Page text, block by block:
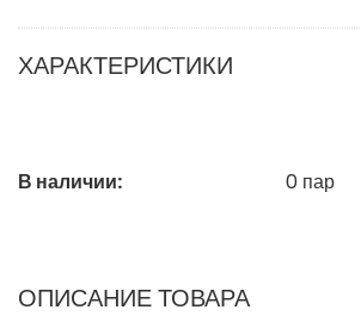
ХАРАКТЕРИСТИКИ
В наличии: 0 пар
ОПИСАНИЕ ТОВАРА